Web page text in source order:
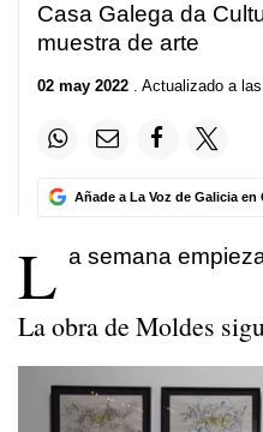
Casa Galega da
muestra de arte
02 may 2022 . Actualizado a
Añade a La Voz de Galicia en
L a semana
La obra de Moldes